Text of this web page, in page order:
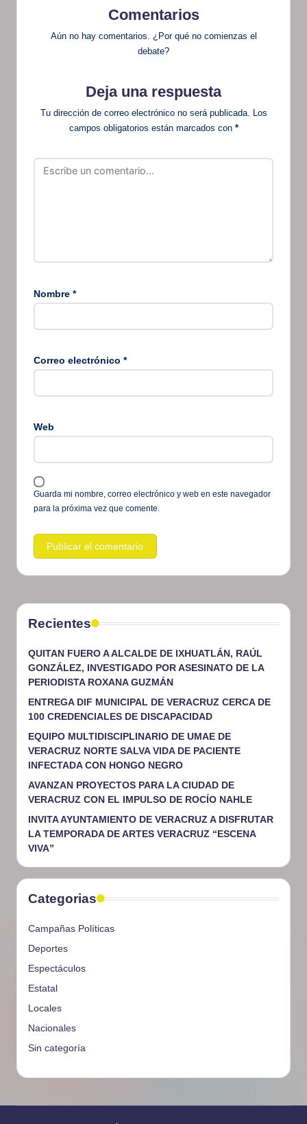
Comentarios
Aún no hay comentarios. ¿Por qué no comienzas el
debate?
Deja una respuesta
Tu dirección de correo electrónico no será publicada. Los
campos obligatorios están marcados con *
Nombre *
Correo electrónico *
Web
Guarda mi nombre, correo electrónico y web en este navegador
para la próxima vez que comente.
Recientes
QUITAN FUERO A ALCALDE DE IXHUATLÁN, RAÚL
GONZÁLEZ, INVESTIGADO POR ASESINATO DE LA
PERIODISTA ROXANA GUZMÁN
ENTREGA DIF MUNICIPAL DE VERACRUZ CERCA DE
100 CREDENCIALES DE DISCAPACIDAD
EQUIPO MULTIDISCIPLINARIO DE UMAE DE
VERACRUZ NORTE SALVA VIDA DE PACIENTE
INFECTADA CON HONGO NEGRO
AVANZAN PROYECTOS PARA LA CIUDAD DE
VERACRUZ CON EL IMPULSO DE ROCÍO NAHLE
INVITA AYUNTAMIENTO DE VERACRUZ A DISFRUTAR
LA TEMPORADA DE ARTES VERACRUZ “ESCENA
VIVA”
Categorias
Campañas Políticas
Deportes
Espectáculos
Estatal
Locales
Nacionales
Sin categoría